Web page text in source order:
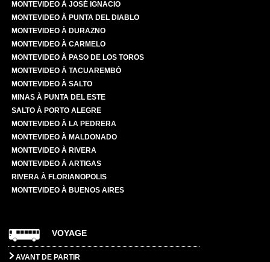
MONTEVIDEO À JOSÉ IGNACIO
MONTEVIDEO À PUNTA DEL DIABLO
MONTEVIDEO À DURAZNO
MONTEVIDEO À CARMELO
MONTEVIDEO À PASO DE LOS TOROS
MONTEVIDEO À TACUAREMBÓ
MONTEVIDEO À SALTO
MINAS À PUNTA DEL ESTE
SALTO À PORTO ALEGRE
MONTEVIDEO À LA PEDRERA
MONTEVIDEO À MALDONADO
MONTEVIDEO À RIVERA
MONTEVIDEO À ARTIGAS
RIVERA À FLORIANOPOLIS
MONTEVIDEO À BUENOS AIRES
VOYAGE
AVANT DE PARTIR